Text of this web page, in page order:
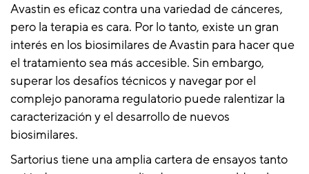
Avastin es eficaz contra una variedad de cánceres,
pero la terapia es cara. Por lo tanto, existe un gran
interés en los biosimilares de Avastin para hacer que
el tratamiento sea más accesible. Sin embargo,
superar los desafíos técnicos y navegar por el
complejo panorama regulatorio puede ralentizar la
caracterización y el desarrollo de nuevos
biosimilares.
Sartorius tiene una amplia cartera de ensayos tanto